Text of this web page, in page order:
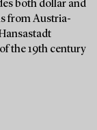
both dollar and
from Austria-
the 19th century